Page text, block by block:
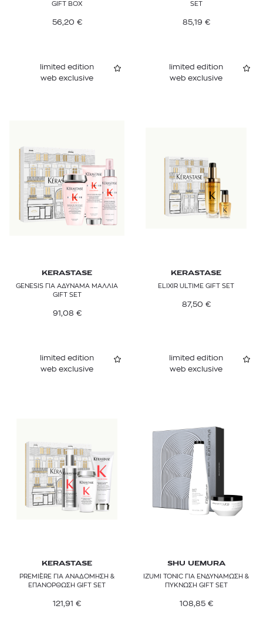
GIFT BOX
56,20 €
SET
85,19 €
limited edition
web exclusive
KERASTASE
GENESIS ΓΙΑ ΑΔΥΝΑΜΑ ΜΑΛΛΙΑ
GIFT SET
91,08 €
limited edition
web exclusive
KERASTASE
ELIXIR ULTIME GIFT SET
87,50 €
limited edition
web exclusive
KERASTASE
PREMIÈRE ΓΙΑ ΑΝΑΔΟΜΗΣΗ &
ΕΠΑΝΟΡΘΩΣΗ GIFT SET
121,91 €
limited edition
web exclusive
SHU UEMURA
IZUMI TONIC ΓΙΑ ΕΝΔΥΝΑΜΩΣΗ &
ΠΥΚΝΩΣΗ GIFT SET
108,85 €